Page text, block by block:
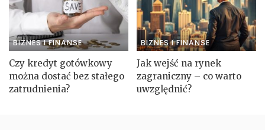
BIZNES I FINANSE
Czy kredyt gotówkowy
można dostać bez stałego
zatrudnienia?
BIZNES I FINANSE
Jak wejść na rynek
zagraniczny – co warto
uwzględnić?